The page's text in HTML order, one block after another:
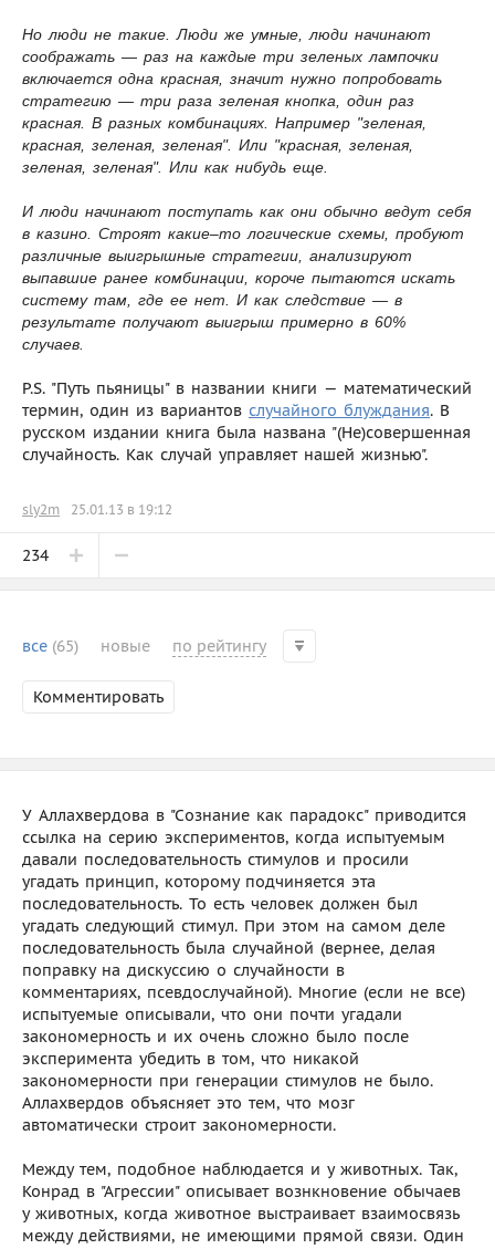
Но люди не такие. Люди же умные, люди начинают
соображать — раз на каждые три зеленых лампочки
включается одна красная, значит нужно попробовать
стратегию — три раза зеленая кнопка, один раз
красная. В разных комбинациях. Например "зеленая,
красная, зеленая, зеленая". Или "красная, зеленая,
зеленая, зеленая". Или как нибудь еще.
И люди начинают поступать как они обычно ведут себя
в казино. Строят какие–то логические схемы, пробуют
различные выигрышные стратегии, анализируют
выпавшие ранее комбинации, короче пытаются искать
систему там, где ее нет. И как следствие — в
результате получают выигрыш примерно в 60%
случаев.
P.S. "Путь пьяницы" в названии книги — математический
термин, один из вариантов случайного блуждания. В
русском издании книга была названа "(Не)совершенная
случайность. Как случай управляет нашей жизнью".
sly2m 25.01.13 в 19:12
234
все (65) новые по рейтингу
Комментировать
У Аллахвердова в "Сознание как парадокс" приводится
ссылка на серию экспериментов, когда испытуемым
давали последовательность стимулов и просили
угадать принцип, которому подчиняется эта
последовательность. То есть человек должен был
угадать следующий стимул. При этом на самом деле
последовательность была случайной (вернее, делая
поправку на дискуссию о случайности в
комментариях, псевдослучайной). Многие (если не все)
испытуемые описывали, что они почти угадали
закономерность и их очень сложно было после
эксперимента убедить в том, что никакой
закономерности при генерации стимулов не было.
Аллахвердов объясняет это тем, что мозг
автоматически строит закономерности.
Между тем, подобное наблюдается и у животных. Так,
Конрад в "Агрессии" описывает вознкновение обычаев
у животных, когда животное выстраивает взаимосвязь
между действиями, не имеющими прямой связи. Один